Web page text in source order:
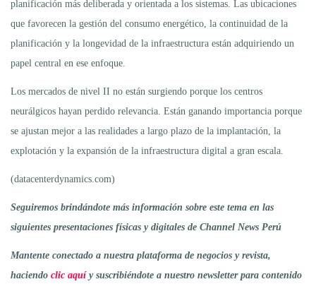
planificación más deliberada y orientada a los sistemas. Las ubicaciones
que favorecen la gestión del consumo energético, la continuidad de la
planificación y la longevidad de la infraestructura están adquiriendo un
papel central en ese enfoque.
Los mercados de nivel II no están surgiendo porque los centros
neurálgicos hayan perdido relevancia. Están ganando importancia porque
se ajustan mejor a las realidades a largo plazo de la implantación, la
explotación y la expansión de la infraestructura digital a gran escala.
(datacenterdynamics.com)
Seguiremos brindándote más información sobre este tema en las
siguientes presentaciones físicas y digitales de Channel News Perú
Mantente conectado a nuestra plataforma de negocios y revista,
haciendo clic aquíy suscribiéndote a nuestro newsletter para contenido